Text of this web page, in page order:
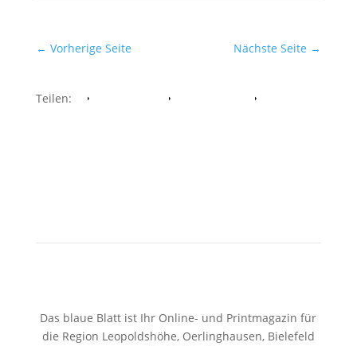
← Vorherige Seite Nächste Seite →
Teilen: Facebook Whatsapp Twitter
Das blaue Blatt ist Ihr Online- und Printmagazin für
die Region Leopoldshöhe, Oerlinghausen, Bielefeld